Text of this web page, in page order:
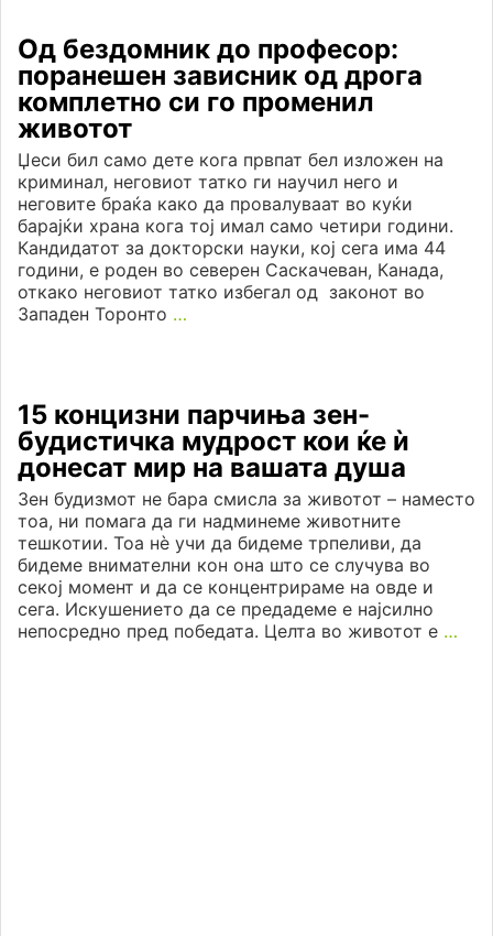
Од бездомник до професор:
поранешен зависник од дрога
комплетно си го променил
животот
Џеси бил само дете кога првпат бел изложен на
криминал, неговиот татко ги научил него и
неговите браќа како да провалуваат во куќи
барајќи храна кога тој имал само четири години.
Кандидатот за докторски науки, кој сега има 44
години, е роден во северен Саскачеван, Канада,
откако неговиот татко избегал од законот во
Западен Торонто …
15 концизни парчиња зен-
будистичка мудрост кои ќе ѝ
донесат мир на вашата душа
Зен будизмот не бара смисла за животот – наместо
тоа, ни помага да ги надминеме животните
тешкотии. Тоа нè учи да бидеме трпеливи, да
бидеме внимателни кон она што се случува во
секој момент и да се концентрираме на овде и
сега. Искушението да се предадеме е најсилно
непосредно пред победата. Целта во животот е …